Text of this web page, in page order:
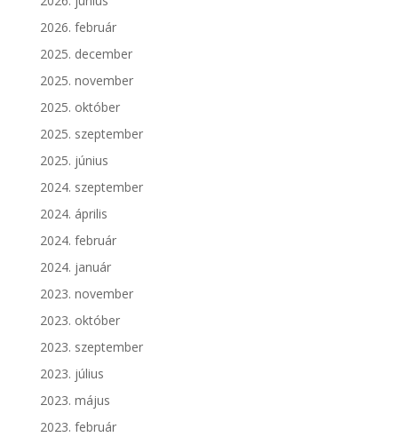
2026. február
2025. december
2025. november
2025. október
2025. szeptember
2025. június
2024. szeptember
2024. április
2024. február
2024. január
2023. november
2023. október
2023. szeptember
2023. július
2023. május
2023. február